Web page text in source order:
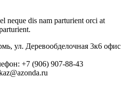
neque dis nam parturient orci at
ул. Деревообделочная 3к6 офис
+7 (906) 907-88-43